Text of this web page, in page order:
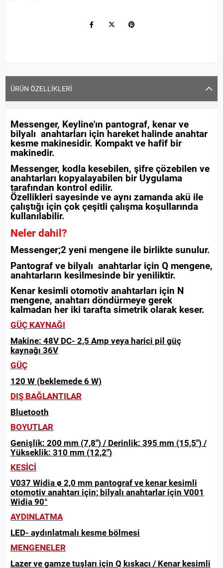
ÜRÜN ÖZELLIKLERI
Messenger, Keyline'ın pantograf, kenar ve
bilyalı anahtarları için hareket halinde anahtar
kesme makinesidir. Kompakt ve hafif bir
makinedir.
Messenger, kodla kesebilen, şifre çözebilen ve
anahtarları kopyalayabilen bir Uygulama
tarafından kontrol edilir.
Özellikleri sayesinde ve aynı zamanda akü ile
çalıştığı için çok çeşitli çalışma koşullarında
kullanılabilir.
Neler dahil?
Messenger;2 yeni mengene ile birlikte sunulur.
Pantograf ve bilyalı anahtarlar için Q mengene,
anahtarların kesilmesinde bir yeniliktir.
Kenar kesimli otomotiv anahtarları için N
mengene, anahtarı döndürmeye gerek
kalmadan her iki tarafta simetrik olarak keser.
GÜÇ KAYNAĞI
Makine: 48V DC- 2,5 Amp veya harici pil güç
kaynağı 36V
GÜÇ
120 W (beklemede 6 W)
DIŞ BAĞLANTILAR
Bluetooth
BOYUTLAR
Genişlik: 200 mm (7,8") / Derinlik: 395 mm (15,5") /
Yükseklik: 310 mm (12,2")
KESİCİ
V037 Widia ø 2,0 mm pantograf ve kenar kesimli
otomotiv anahtarı için; bilyalı anahtarlar için V001
Widia 90°
AYDINLATMA
LED- aydınlatmalı kesme bölmesi
MENGENELER
Lazer ve gamze tuşları için Q kıskacı / Kenar kesimli